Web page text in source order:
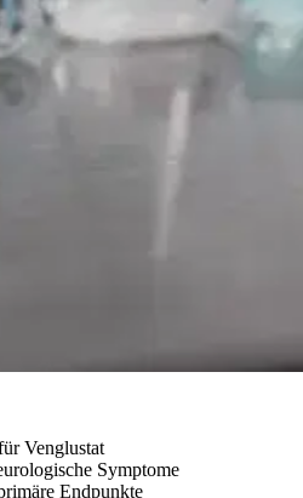
Venglustat
Symptome
Endpunkte